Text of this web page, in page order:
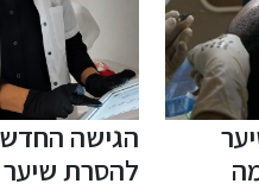
הגישה החדשנית
להסרת שיער